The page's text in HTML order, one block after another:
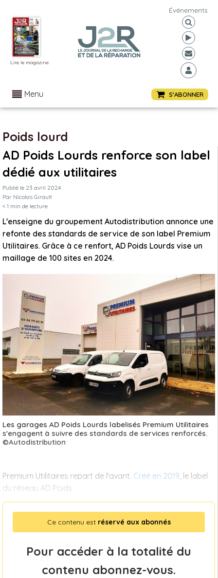
Lire le magazine
Événements
Menu S'ABONNER
Poids lourd
AD Poids Lourds renforce son label
dédié aux utilitaires
Publié le 23 avril 2024
Par Nicolas Girault
< 1 min de lecture
L'enseigne du groupement Autodistribution annonce une
refonte des standards de service de son label Premium
Utilitaires. Grâce à ce renfort, AD Poids Lourds vise un
maillage de 100 sites en 2024.
Les garages AD Poids Lourds labelisés Premium Utilitaires
s'engagent à suivre des standards de services renforcés.
©Autodistribution
Premium Utilitaires repart de l'avant. Créé en 2019, le label
du réseau AD Poids
Ce contenu est réservé aux abonnés
Pour accéder à la totalité du
contenu abonnez-vous.